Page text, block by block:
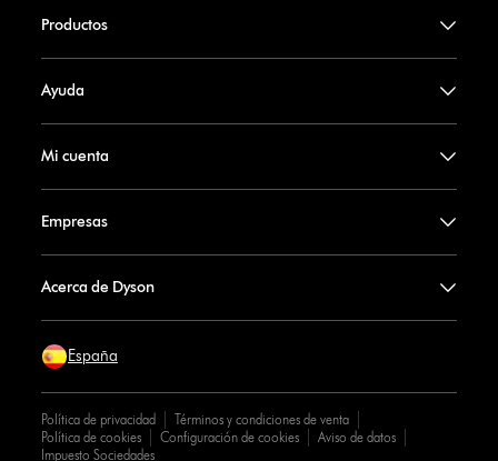
Productos
Ayuda
Mi cuenta
Empresas
Acerca de Dyson
España
Política de privacidad
Términos y condiciones de venta
Política de cookies
Configuración de cookies
Aviso de datos
Impuesto Sociedades